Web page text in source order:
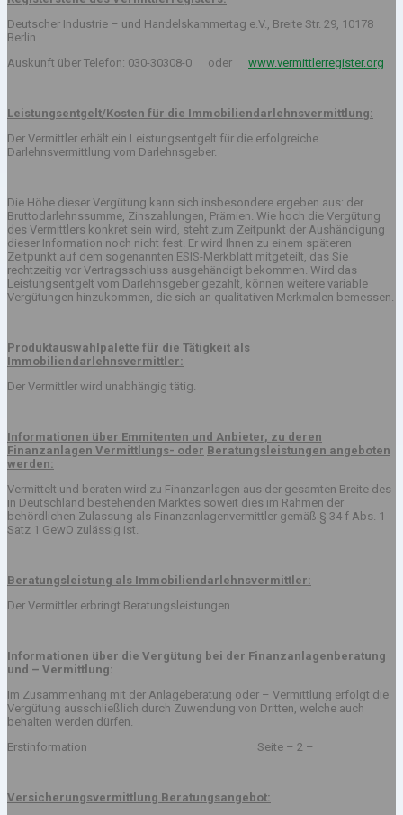
Deutscher Industrie – und Handelskammertag e.V., Breite Str. 29, 10178
Berlin
Auskunft über Telefon: 030-30308-0 oder www.vermittlerregister.org
Leistungsentgelt/Kosten für die Immobiliendarlehnsvermittlung:
Der Vermittler erhält ein Leistungsentgelt für die erfolgreiche
Darlehnsvermittlung vom Darlehnsgeber.
Die Höhe dieser Vergütung kann sich insbesondere ergeben aus: der
Bruttodarlehnssumme, Zinszahlungen, Prämien. Wie hoch die Vergütung
des Vermittlers konkret sein wird, steht zum Zeitpunkt der Aushändigung
dieser Information noch nicht fest. Er wird Ihnen zu einem späteren
Zeitpunkt auf dem sogenannten ESIS-Merkblatt mitgeteilt, das Sie
rechtzeitig vor Vertragsschluss ausgehändigt bekommen. Wird das
Leistungsentgelt vom Darlehnsgeber gezahlt, können weitere variable
Vergütungen hinzukommen, die sich an qualitativen Merkmalen bemessen.
Produktauswahlpalette für die Tätigkeit als
Immobiliendarlehnsvermittler:
Der Vermittler wird unabhängig tätig.
Informationen über Emmitenten und Anbieter, zu deren
Finanzanlagen Vermittlungs- oder Beratungsleistungen angeboten
werden:
Vermittelt und beraten wird zu Finanzanlagen aus der gesamten Breite des
in Deutschland bestehenden Marktes soweit dies im Rahmen der
behördlichen Zulassung als Finanzanlagenvermittler gemäß § 34 f Abs. 1
Satz 1 GewO zulässig ist.
Beratungsleistung als Immobiliendarlehnsvermittler:
Der Vermittler erbringt Beratungsleistungen
Informationen über die Vergütung bei der Finanzanlagenberatung
und – Vermittlung:
Im Zusammenhang mit der Anlageberatung oder – Vermittlung erfolgt die
Vergütung ausschließlich durch Zuwendung von Dritten, welche auch
behalten werden dürfen.
Erstinformation Seite – 2 –
Versicherungsvermittlung Beratungsangebot: